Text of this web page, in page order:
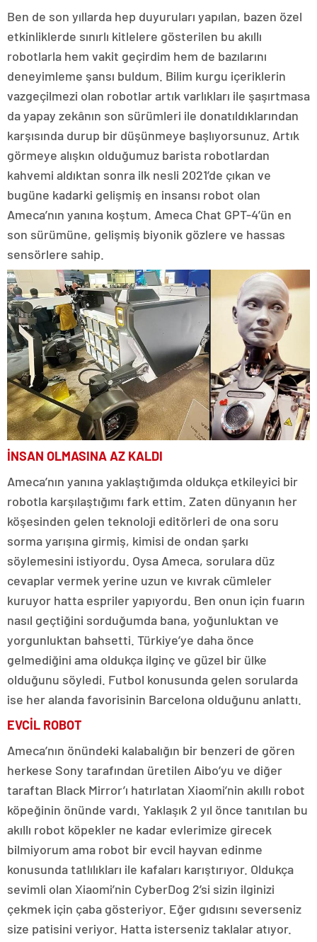
Ben de son yıllarda hep duyuruları yapılan, bazen özel
etkinliklerde sınırlı kitlelere gösterilen bu akıllı
robotlarla hem vakit geçirdim hem de bazılarını
deneyimleme şansı buldum. Bilim kurgu içeriklerin
vazgeçilmezi olan robotlar artık varlıkları ile şaşırtmasa
da yapay zekânın son sürümleri ile donatıldıklarından
karşısında durup bir düşünmeye başlıyorsunuz. Artık
görmeye alışkın olduğumuz barista robotlardan
kahvemi aldıktan sonra ilk nesli 2021’de çıkan ve
bugüne kadarki gelişmiş en insansı robot olan
Ameca’nın yanına koştum. Ameca Chat GPT-4’ün en
son sürümüne, gelişmiş biyonik gözlere ve hassas
sensörlere sahip.
İNSAN OLMASINA AZ KALDI
Ameca’nın yanına yaklaştığımda oldukça etkileyici bir
robotla karşılaştığımı fark ettim. Zaten dünyanın her
köşesinden gelen teknoloji editörleri de ona soru
sorma yarışına girmiş, kimisi de ondan şarkı
söylemesini istiyordu. Oysa Ameca, sorulara düz
cevaplar vermek yerine uzun ve kıvrak cümleler
kuruyor hatta espriler yapıyordu. Ben onun için fuarın
nasıl geçtiğini sorduğumda bana, yoğunluktan ve
yorgunluktan bahsetti. Türkiye’ye daha önce
gelmediğini ama oldukça ilginç ve güzel bir ülke
olduğunu söyledi. Futbol konusunda gelen sorularda
ise her alanda favorisinin Barcelona olduğunu anlattı.
EVCİL ROBOT
Ameca’nın önündeki kalabalığın bir benzeri de gören
herkese Sony tarafından üretilen Aibo’yu ve diğer
taraftan Black Mirror’ı hatırlatan Xiaomi’nin akıllı robot
köpeğinin önünde vardı. Yaklaşık 2 yıl önce tanıtılan bu
akıllı robot köpekler ne kadar evlerimize girecek
bilmiyorum ama robot bir evcil hayvan edinme
konusunda tatlılıkları ile kafaları karıştırıyor. Oldukça
sevimli olan Xiaomi’nin CyberDog 2’si sizin ilginizi
çekmek için çaba gösteriyor. Eğer gıdısını severseniz
size patisini veriyor. Hatta isterseniz taklalar atıyor.